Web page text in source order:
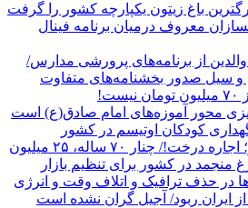
باغ زیتون یکپارچه کشور را گرفت
معروف درمیان برنامه فینال
از برنامه‌های پرورشی مدارس/
و سیل صدور بخشنامه‌های متفاوت
محور آموزه‌های امام صادق(ع) است
چنار ٧٠ ساله، ٢۵ میلیون
در حذف ترافیک و اتلاف وقت و انرژی
از ایران ربود/ آجیل گران نشده است